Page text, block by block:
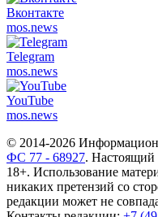
Вконтакте
mos.news
Telegram
mos.news
YouTube
mos.news
© 2014-2026
ФС 77 - 68927. Настоящий
18+. Использование
никаких претензий со
редакции может не